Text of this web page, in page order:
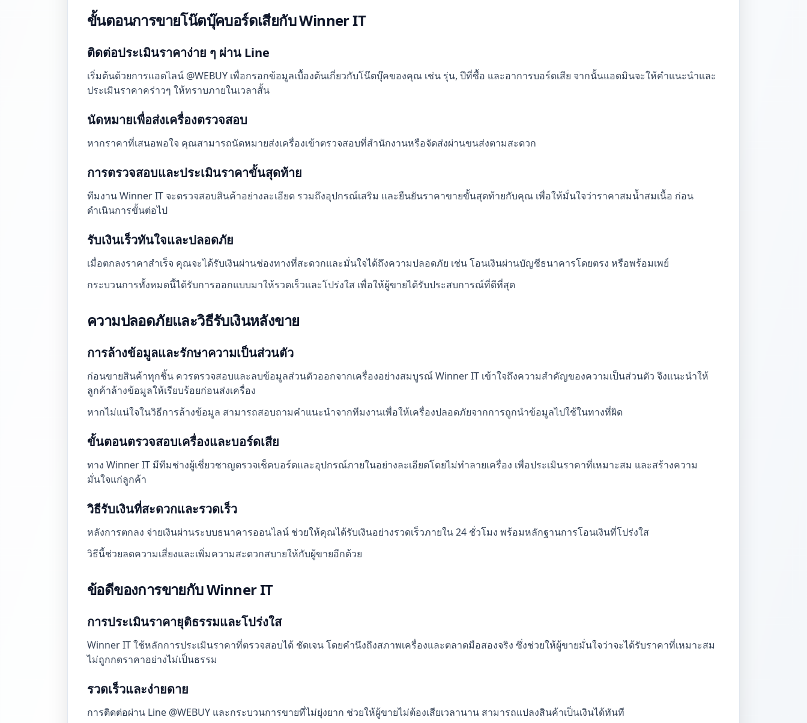
ขั้นตอนการขายโน๊ตบุ๊คบอร์ดเสียกับ Winner IT
ติดต่อประเมินราคาง่าย ๆ ผ่าน Line
เริ่มต้นด้วยการแอดไลน์ @WEBUY เพื่อกรอกข้อมูลเบื้องต้นเกี่ยวกับโน๊ตบุ๊คของคุณ เช่น รุ่น, ปีที่ซื้อ และอาการบอร์ดเสีย จากนั้นแอดมินจะให้คำแนะนำและ
ประเมินราคาคร่าวๆ ให้ทราบภายในเวลาสั้น
นัดหมายเพื่อส่งเครื่องตรวจสอบ
หากราคาที่เสนอพอใจ คุณสามารถนัดหมายส่งเครื่องเข้าตรวจสอบที่สำนักงานหรือจัดส่งผ่านขนส่งตามสะดวก
การตรวจสอบและประเมินราคาขั้นสุดท้าย
ทีมงาน Winner IT จะตรวจสอบสินค้าอย่างละเอียด รวมถึงอุปกรณ์เสริม และยืนยันราคาขายขั้นสุดท้ายกับคุณ เพื่อให้มั่นใจว่าราคาสมน้ำสมเนื้อ ก่อน
ดำเนินการขั้นต่อไป
รับเงินเร็วทันใจและปลอดภัย
เมื่อตกลงราคาสำเร็จ คุณจะได้รับเงินผ่านช่องทางที่สะดวกและมั่นใจได้ถึงความปลอดภัย เช่น โอนเงินผ่านบัญชีธนาคารโดยตรง หรือพร้อมเพย์
กระบวนการทั้งหมดนี้ได้รับการออกแบบมาให้รวดเร็วและโปร่งใส เพื่อให้ผู้ขายได้รับประสบการณ์ที่ดีที่สุด
ความปลอดภัยและวิธีรับเงินหลังขาย
การล้างข้อมูลและรักษาความเป็นส่วนตัว
ก่อนขายสินค้าทุกชิ้น ควรตรวจสอบและลบข้อมูลส่วนตัวออกจากเครื่องอย่างสมบูรณ์ Winner IT เข้าใจถึงความสำคัญของความเป็นส่วนตัว จึงแนะนำให้
ลูกค้าล้างข้อมูลให้เรียบร้อยก่อนส่งเครื่อง
หากไม่แน่ใจในวิธีการล้างข้อมูล สามารถสอบถามคำแนะนำจากทีมงานเพื่อให้เครื่องปลอดภัยจากการถูกนำข้อมูลไปใช้ในทางที่ผิด
ขั้นตอนตรวจสอบเครื่องและบอร์ดเสีย
ทาง Winner IT มีทีมช่างผู้เชี่ยวชาญตรวจเช็คบอร์ดและอุปกรณ์ภายในอย่างละเอียดโดยไม่ทำลายเครื่อง เพื่อประเมินราคาที่เหมาะสม และสร้างความ
มั่นใจแก่ลูกค้า
วิธีรับเงินที่สะดวกและรวดเร็ว
หลังการตกลง จ่ายเงินผ่านระบบธนาคารออนไลน์ ช่วยให้คุณได้รับเงินอย่างรวดเร็วภายใน 24 ชั่วโมง พร้อมหลักฐานการโอนเงินที่โปร่งใส
วิธีนี้ช่วยลดความเสี่ยงและเพิ่มความสะดวกสบายให้กับผู้ขายอีกด้วย
ข้อดีของการขายกับ Winner IT
การประเมินราคายุติธรรมและโปร่งใส
Winner IT ใช้หลักการประเมินราคาที่ตรวจสอบได้ ชัดเจน โดยคำนึงถึงสภาพเครื่องและตลาดมือสองจริง ซึ่งช่วยให้ผู้ขายมั่นใจว่าจะได้รับราคาที่เหมาะสม
ไม่ถูกกดราคาอย่างไม่เป็นธรรม
รวดเร็วและง่ายดาย
การติดต่อผ่าน Line @WEBUY และกระบวนการขายที่ไม่ยุ่งยาก ช่วยให้ผู้ขายไม่ต้องเสียเวลานาน สามารถแปลงสินค้าเป็นเงินได้ทันที